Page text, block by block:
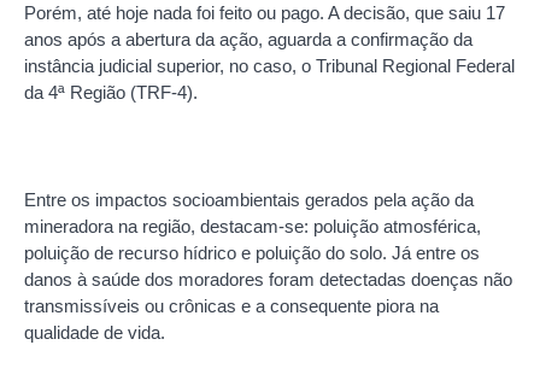
Porém, até hoje nada foi feito ou pago. A decisão, que saiu 17
anos após a abertura da ação, aguarda a confirmação da
instância judicial superior, no caso, o Tribunal Regional Federal
da 4ª Região (TRF-4).
Entre os impactos socioambientais gerados pela ação da
mineradora na região, destacam-se: poluição atmosférica,
poluição de recurso hídrico e poluição do solo. Já entre os
danos à saúde dos moradores foram detectadas doenças não
transmissíveis ou crônicas e a consequente piora na
qualidade de vida.